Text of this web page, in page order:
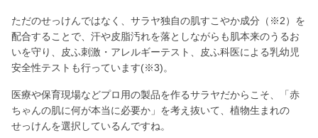
ただのせっけんではなく、サラヤ独自の肌すこやか成分（※2）を
配合することで、汗や皮脂汚れを落としながらも肌本来のうるお
いを守り、皮ふ刺激・アレルギーテスト、皮ふ科医による乳幼児
安全性テストも行っています(※3)。
医療や保育現場などプロ用の製品を作るサラヤだからこそ、「赤
ちゃんの肌に何が本当に必要か」を考え抜いて、植物生まれの
せっけんを選択しているんですね。